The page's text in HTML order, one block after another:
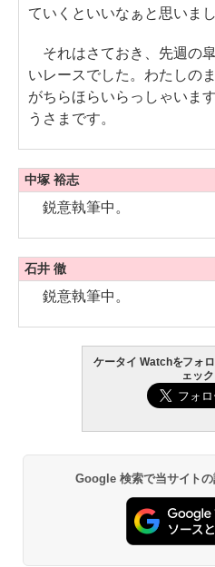
ていくといいなぁと思いまし
それはさておき、先週の
いレースでした。わたしの
がちらほらいらっしゃいま
うさまです。
中塚 裕志
鋭意執筆中。
石井 徹
鋭意執筆中。
ケータイ Watchをフォ
ェック
Google 検索で当サイト